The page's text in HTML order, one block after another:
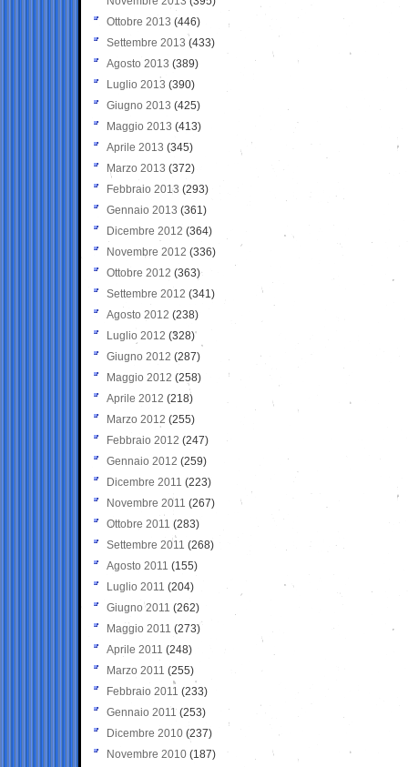
Ottobre 2013 (446)
Settembre 2013 (433)
Agosto 2013 (389)
Luglio 2013 (390)
Giugno 2013 (425)
Maggio 2013 (413)
Aprile 2013 (345)
Marzo 2013 (372)
Febbraio 2013 (293)
Gennaio 2013 (361)
Dicembre 2012 (364)
Novembre 2012 (336)
Ottobre 2012 (363)
Settembre 2012 (341)
Agosto 2012 (238)
Luglio 2012 (328)
Giugno 2012 (287)
Maggio 2012 (258)
Aprile 2012 (218)
Marzo 2012 (255)
Febbraio 2012 (247)
Gennaio 2012 (259)
Dicembre 2011 (223)
Novembre 2011 (267)
Ottobre 2011 (283)
Settembre 2011 (268)
Agosto 2011 (155)
Luglio 2011 (204)
Giugno 2011 (262)
Maggio 2011 (273)
Aprile 2011 (248)
Marzo 2011 (255)
Febbraio 2011 (233)
Gennaio 2011 (253)
Dicembre 2010 (237)
Novembre 2010 (187)